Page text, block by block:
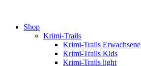
Shop
Krimi-Trails
Krimi-Trails Erwachsene
Krimi-Trails Kids
Krimi-Trails light